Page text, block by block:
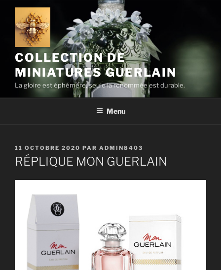
Aller
contenu
principal
COLLECTION DE
MINIATURES GUERLAIN
La gloire est éphémère, seule la renommée est durable.
Menu
PUBLIÉ
LE
11 OCTOBRE 2020 PAR ADMIN8403
RÉPLIQUE MON GUERLAIN